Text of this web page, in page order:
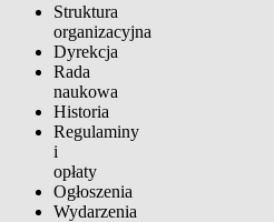
Struktura
organizacyjna
Dyrekcja
Rada
naukowa
Historia
Regulaminy
i
opłaty
Ogłoszenia
Wydarzenia